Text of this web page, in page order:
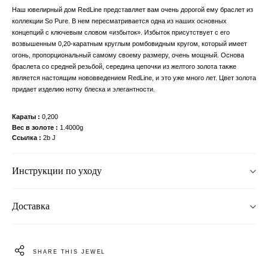
Наш ювелирный дом RedLine представляет вам очень дорогой ему браслет из
коллекции So Pure. В нем пересматривается одна из наших основных
концепций с ключевым словом «избыток». Избыток присутствует с его
возвышенным 0,20-каратным круглым ромбовидным кругом, который имеет
огонь, пропорциональный самому своему размеру, очень мощный. Основа
браслета со средней резьбой, середина цепочки из желтого золота также
является настоящим нововведением RedLine, и это уже много лет. Цвет золота
придает изделию нотку блеска и элегантности.
Караты
0,200
Вес в золоте
1.4000g
Ссылка
2b J
Инструкции по уходу
Доставка
SHARE THIS JEWEL